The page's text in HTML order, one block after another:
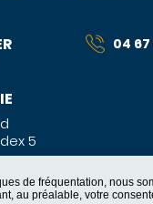
de fréquentation, nous
au préalable, votre
5
04 67